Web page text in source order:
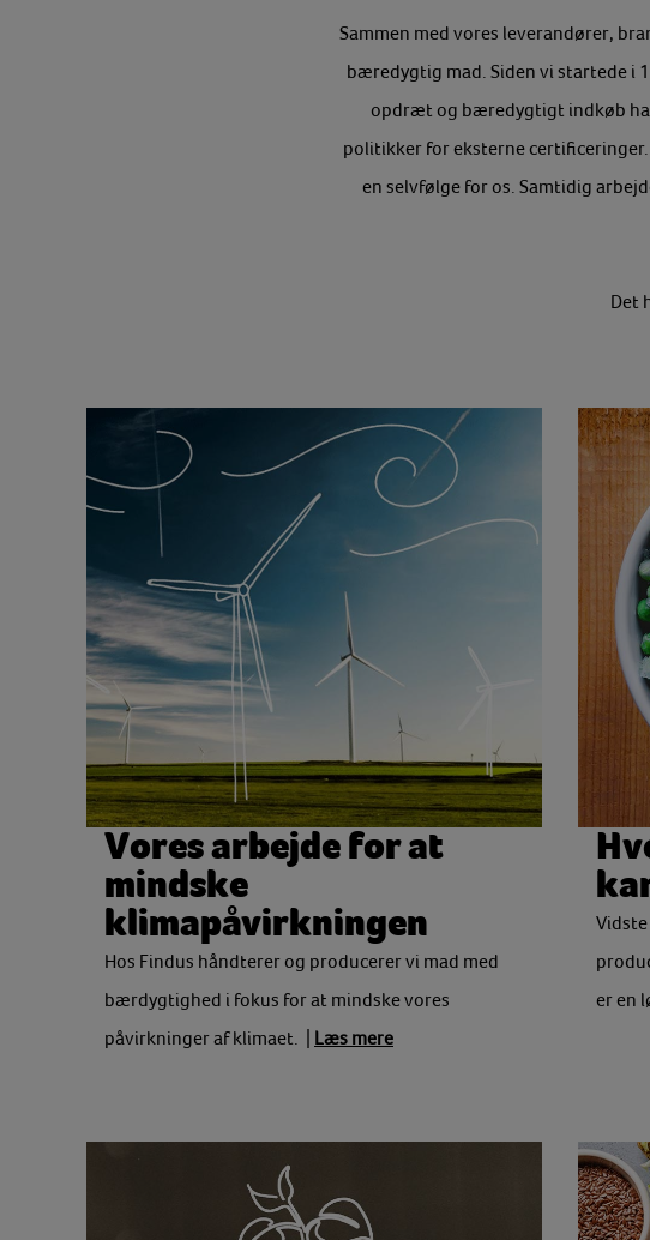
Sammen med vores leverandører,
bæredygtig mad. Siden vi startede i
opdræt og bæredygtigt indkøb
politikker for eksterne
en selvfølge for os. Samtidig
Det
Vores arbejde for at
mindske
klimapåvirkningen
Hos Findus håndterer og producerer vi mad med
bærdygtighed i fokus for at mindske vores
påvirkninger af klimaet. | Læs mere
er en